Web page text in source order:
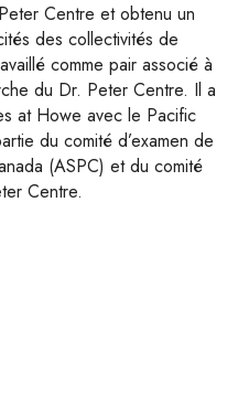
Centre et obtenu un
des collectivités de
comme pair associé à
du Dr. Peter Centre. Il a
at Howe avec le Pacific
du comité d’examen de
(ASPC) et du comité
Centre.